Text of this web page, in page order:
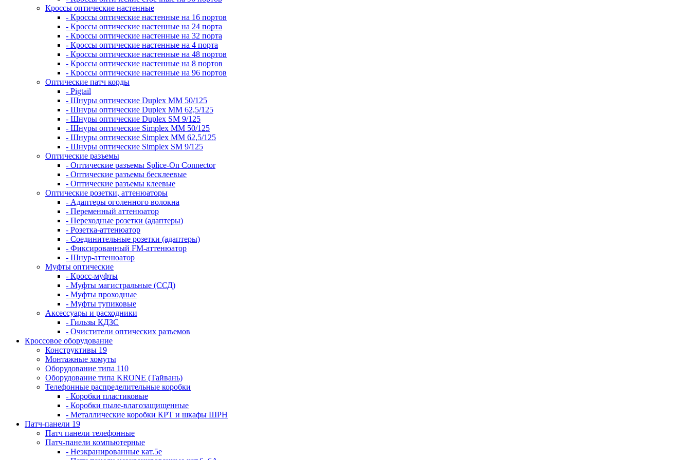
Кроссы оптические настенные
- Кроссы оптические настенные на 16 портов
- Кроссы оптические настенные на 24 порта
- Кроссы оптические настенные на 32 порта
- Кроссы оптические настенные на 4 порта
- Кроссы оптические настенные на 48 портов
- Кроссы оптические настенные на 8 портов
- Кроссы оптические настенные на 96 портов
Оптические патч корды
- Pigtail
- Шнуры оптические Duplex MM 50/125
- Шнуры оптические Duplex MM 62,5/125
- Шнуры оптические Duplex SM 9/125
- Шнуры оптические Simplex MM 50/125
- Шнуры оптические Simplex MM 62,5/125
- Шнуры оптические Simplex SM 9/125
Оптические разъемы
- Оптические разъемы Splice-On Connector
- Оптические разъемы бесклеевые
- Оптические разъемы клеевые
Оптические розетки, аттенюаторы
- Адаптеры оголенного волокна
- Переменный аттенюатор
- Переходные розетки (адаптеры)
- Розетка-аттенюатор
- Соединительные розетки (адаптеры)
- Фиксированный FM-аттенюатор
- Шнур-аттенюатор
Муфты оптические
- Кросс-муфты
- Муфты магистральные (ССД)
- Муфты проходные
- Муфты тупиковые
Аксессуары и расходники
- Гильзы КДЗС
- Очистители оптических разъемов
Кроссовое оборудование
Конструктивы 19
Монтажные хомуты
Оборудование типа 110
Оборудование типа KRONE (Тайвань)
Телефонные распределительные коробки
- Коробки пластиковые
- Коробки пыле-влагозащищенные
- Металлические коробки КРТ и шкафы ШРН
Патч-панели 19
Патч панели телефонные
Патч-панели компьютерные
- Неэкранированные кат.5е